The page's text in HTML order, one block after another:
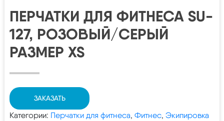
ПЕРЧАТКИ ДЛЯ ФИТНЕСА SU-
127, РОЗОВЫЙ/СЕРЫЙ
РАЗМЕР XS
ЗАКАЗАТЬ
Категории: Перчатки для фитнеса, Фитнес, Экипировка